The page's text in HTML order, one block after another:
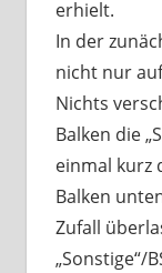
erhielt.
In der
nicht nur
Nichts
Balken die
einmal kurz
Balken
Zufall
„Sonstige“/